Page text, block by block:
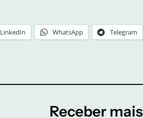
LinkedIn WhatsApp Telegram
Receber